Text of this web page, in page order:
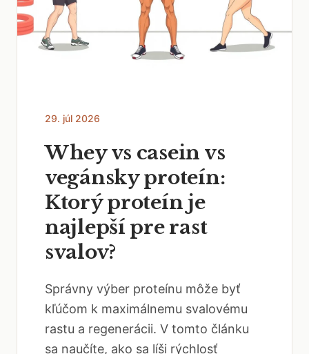
29. júl 2026
Whey vs casein vs
vegánsky proteín:
Ktorý proteín je
najlepší pre rast
svalov?
Správny výber proteínu môže byť
kľúčom k maximálnemu svalovému
rastu a regenerácii. V tomto článku
sa naučíte, ako sa líši rýchlosť